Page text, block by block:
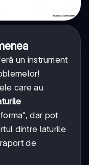
un instrument
care au
dar pot
dintre laturile
de